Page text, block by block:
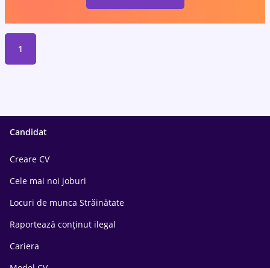
1
Candidat
Creare CV
Cele mai noi joburi
Locuri de munca Străinătate
Raportează conținut ilegal
Cariera